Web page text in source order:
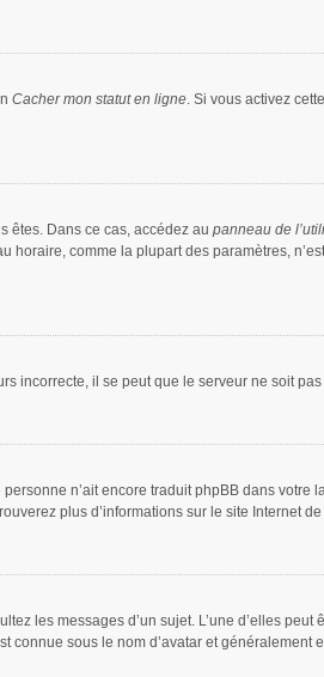
Cacher mon statut en ligne. Si vous activez
êtes. Dans ce cas, accédez au panneau de
comme la plupart des paramètres,
incorrecte, il se peut que le serveur ne soit
n’ait encore traduit phpBB dans
plus d’informations sur le site Internet de
les messages d’un sujet. L’une d’elles
sous le nom d’avatar et généralement